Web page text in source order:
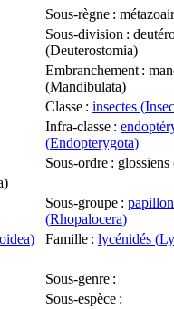
Sous-règne :
Sous-division :
(Deuterostomia)
Embranchement :
(Mandibulata)
Classe : insectes (
Infra-classe :
(Endopterygota)
Sous-ordre : glossiens
)
Sous-groupe :
(Rhopalocera)
) Famille : lycénidés (
Sous-genre :
Sous-espèce :